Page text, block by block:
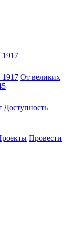
1917
1917 От великих
Доступность
Провести